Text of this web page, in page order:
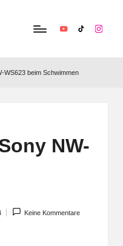
YouTubeTikTok
WS623 beim Schwimmen
NW-
Keine Kommentare